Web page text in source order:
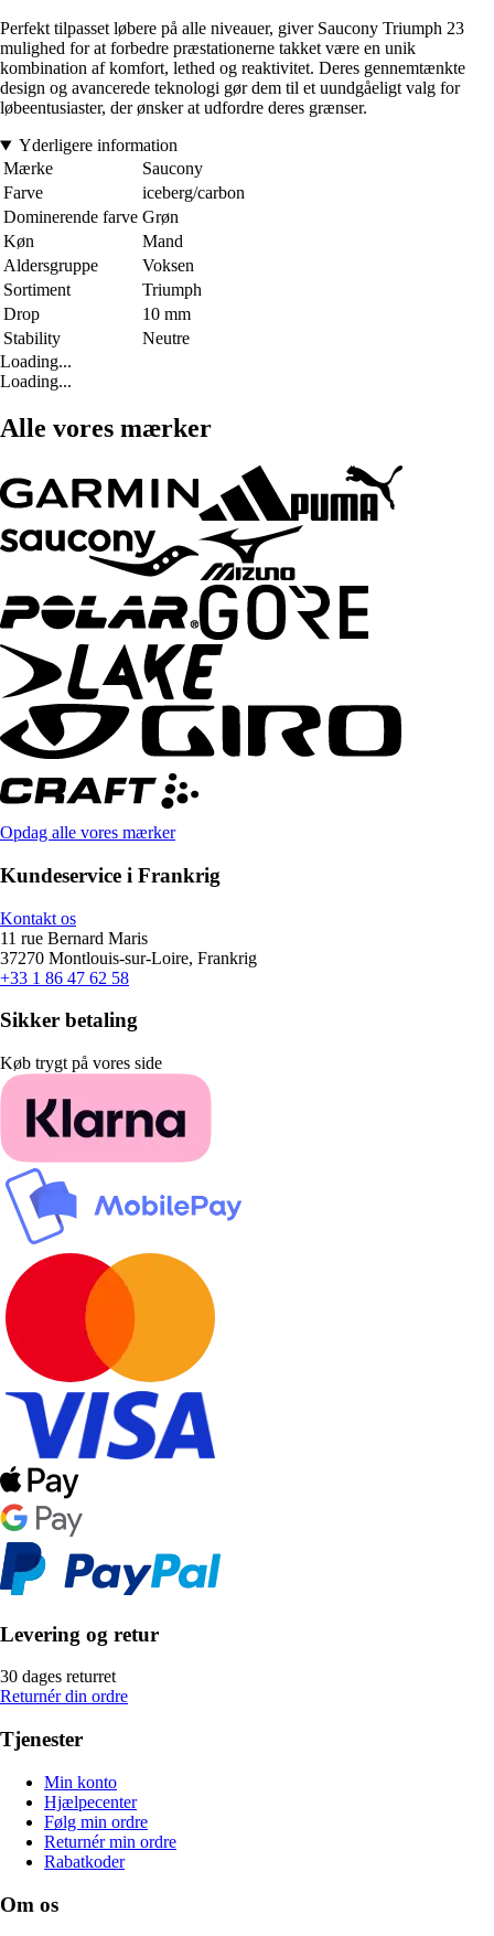
Perfekt tilpasset løbere på alle niveauer, giver Saucony Triumph 23
mulighed for at forbedre præstationerne takket være en unik
kombination af komfort, lethed og reaktivitet. Deres gennemtænkte
design og avancerede teknologi gør dem til et uundgåeligt valg for
løbeentusiaster, der ønsker at udfordre deres grænser.
Yderligere information
Mærke
Saucony
Farve
iceberg/carbon
Dominerende farve Grøn
Køn
Mand
Aldersgruppe
Voksen
Sortiment
Triumph
Drop
10 mm
Stability
Neutre
Loading...
Loading...
Alle vores mærker
Opdag alle vores mærker
Kundeservice i Frankrig
Kontakt os
11 rue Bernard Maris
37270 Montlouis-sur-Loire, Frankrig
+33 1 86 47 62 58
Sikker betaling
Køb trygt på vores side
Levering og retur
30 dages returret
Returnér din ordre
Tjenester
Min konto
Hjælpecenter
Følg min ordre
Returnér min ordre
Rabatkoder
Om os